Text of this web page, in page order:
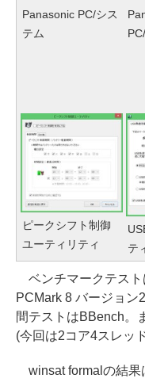
Panasonic PC/シス
テム
ピークシフト制御
ユーティリティ
テ
ベンチマークテスト
PCMark 8 バージョン
間テストはBBench。
(今回は2コア4スレッ
winsat formalの結果